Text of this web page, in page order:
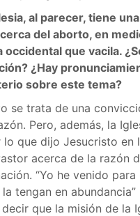
al parecer, tiene
del aborto, en
occidental que vacila.
¿Hay
sobre este tema?
se trata de una
Pero, además, la
lo que dijo Jesucristo en
acerca de la razón
“Yo he venido
tengan en abundancia”
que la misión de la